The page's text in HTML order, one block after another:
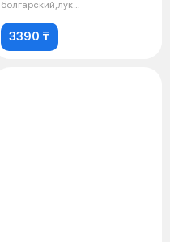
болгарский,лук
капуста,томатная па
3390 ₸